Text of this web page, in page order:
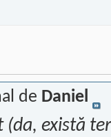
de Daniel
(da, există